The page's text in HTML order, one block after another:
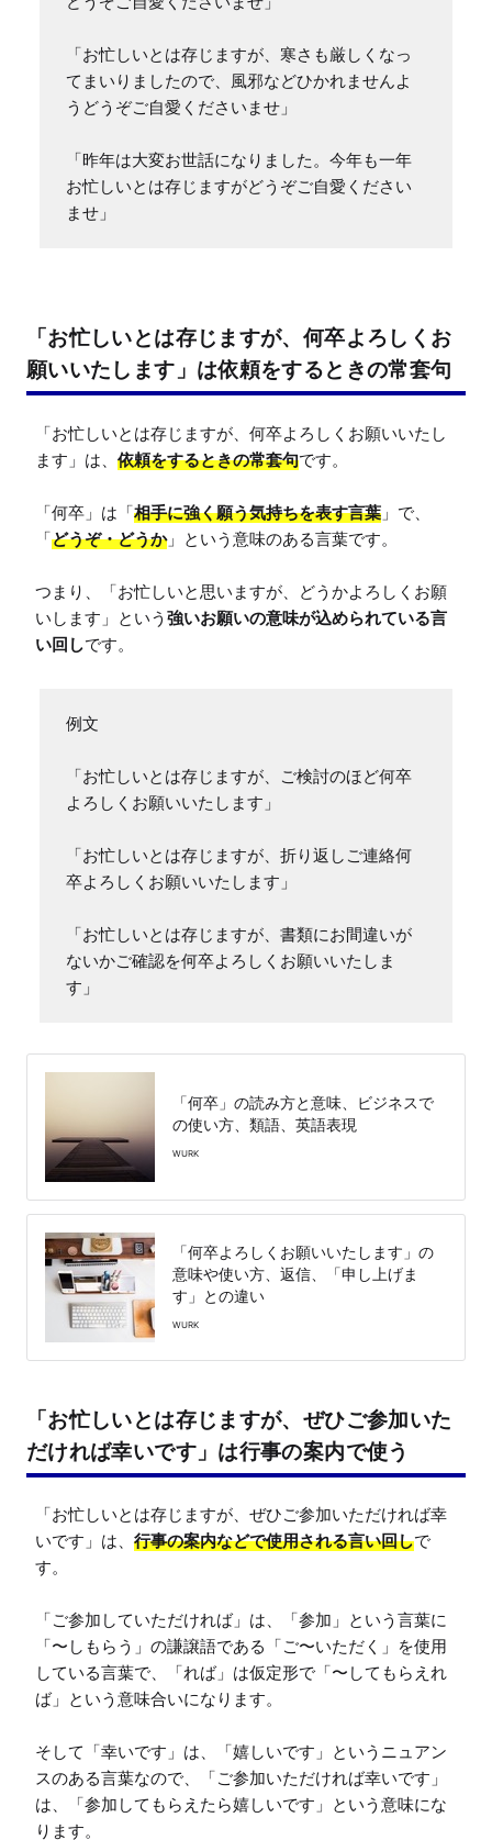
「お忙しいとは存じますが、寒さも厳しくなっ
てまいりましたので、風邪などひかれませんよ
うどうぞご自愛くださいませ」
「昨年は大変お世話になりました。今年も一年
お忙しいとは存じますがどうぞご自愛ください
ませ」
「お忙しいとは存じますが、何卒よろしくお
願いいたします」は依頼をするときの常套句
「お忙しいとは存じますが、何卒よろしくお願いいたし
ます」は、 依頼をするときの常套句です。
「何卒」は「相手に強く願う気持ちを表す言葉 」で、
「どうぞ・どうか」という意味のある言葉です。
つまり、「お忙しいと思いますが、どうかよろしくお願
いします」という 強いお願いの意味が込められている言
い回しです。
例文
「お忙しいとは存じますが、ご検討のほど何卒
よろしくお願いいたします」
「お忙しいとは存じますが、折り返しご連絡何
卒よろしくお願いいたします」
「お忙しいとは存じますが、書類にお間違いが
ないかご確認を何卒よろしくお願いいたしま
す」
「何卒」の読み方と意味、ビジネスで
の使い方、類語、英語表現
WURK
「何卒よろしくお願いいたします」の
意味や使い方、返信、「申し上げま
す」との違い
WURK
「お忙しいとは存じますが、ぜひご参加いた
だければ幸いです」は行事の案内で使う
「お忙しいとは存じますが、ぜひご参加いただければ幸
いです」は、 行事の案内などで使用される言い回しで
す。
「ご参加していただければ」は、「参加」という言葉に
「〜しもらう」の謙譲語である「ご〜いただく」を使用
している言葉で、「れば」は仮定形で「〜してもらえれ
ば」という意味合いになります。
そして「幸いです」は、「嬉しいです」というニュアン
スのある言葉なので、「ご参加いただければ幸いです」
は、「参加してもらえたら嬉しいです」という意味にな
ります。